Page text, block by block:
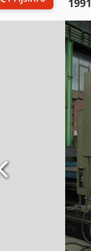
1991